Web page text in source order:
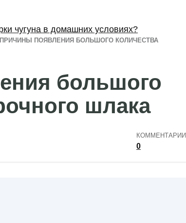
ПРИЧИНЫ ПОЯВЛЕНИЯ БОЛЬШОГО КОЛИЧЕСТВА
большого
шлака
КОММЕНТАРИИ
0
чугуна в домашних условиях?